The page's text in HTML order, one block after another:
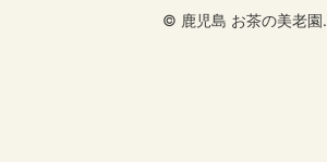
© 鹿児島 お茶の美老園.